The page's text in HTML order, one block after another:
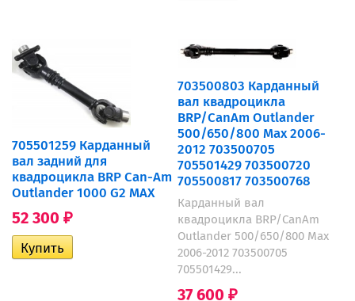
705501259 Карданный
вал задний для
квадроцикла BRP Can-Am
Outlander 1000 G2 MAX
52 300 ₽
703500803 Карданный
вал квадроцикла
BRP/CanAm Outlander
500/650/800 Max 2006-
2012 703500705
705501429 703500720
705500817 703500768
Карданный вал
квадроцикла BRP/CanAm
Outlander 500/650/800 Max
2006-2012 703500705
705501429...
37 600 ₽